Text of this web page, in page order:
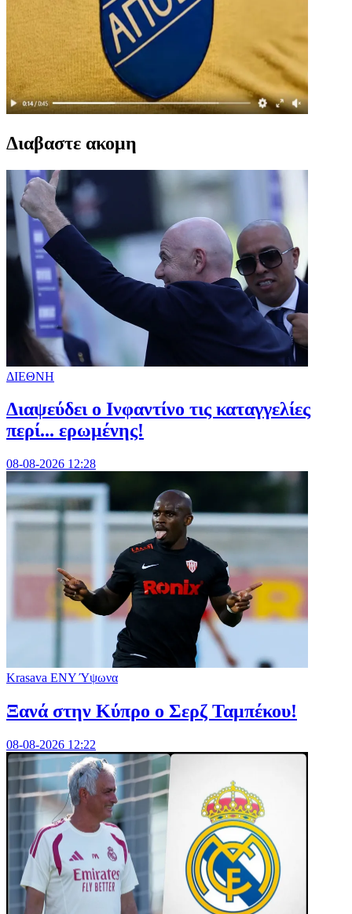
Διαβαστε ακομη
ΔΙΕΘΝΗ
Διαψεύδει ο Ινφαντίνο τις καταγγελίες
περί... ερωμένης!
08-08-2026 12:28
Krasava ENY Ύψωνα
Ξανά στην Κύπρο ο Σερζ Ταμπέκου!
08-08-2026 12:22